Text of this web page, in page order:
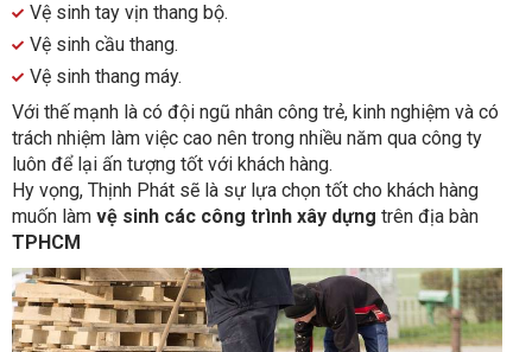
Vệ sinh tay vịn thang bộ.
Vệ sinh cầu thang.
Vệ sinh thang máy.
Với thế mạnh là có đội ngũ nhân công trẻ, kinh nghiệm và có
trách nhiệm làm việc cao nên trong nhiều năm qua công ty
luôn để lại ấn tượng tốt với khách hàng.
Hy vọng, Thịnh Phát sẽ là sự lựa chọn tốt cho khách hàng
muốn làm vệ sinh các công trình xây dựng trên địa bàn
TPHCM